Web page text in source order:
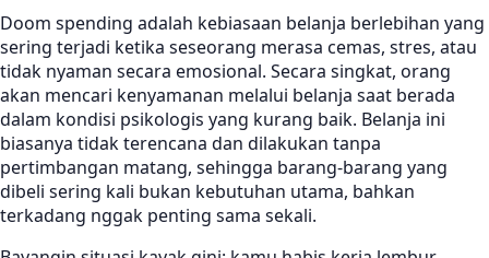
Doom spending adalah kebiasaan belanja berlebihan yang
sering terjadi ketika seseorang merasa cemas, stres, atau
tidak nyaman secara emosional. Secara singkat, orang
akan mencari kenyamanan melalui belanja saat berada
dalam kondisi psikologis yang kurang baik. Belanja ini
biasanya tidak terencana dan dilakukan tanpa
pertimbangan matang, sehingga barang-barang yang
dibeli sering kali bukan kebutuhan utama, bahkan
terkadang nggak penting sama sekali.